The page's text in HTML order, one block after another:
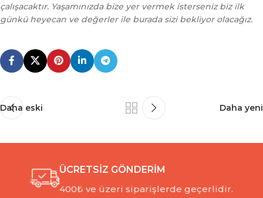
çalışacaktır. Yaşamınızda bize yer vermek isterseniz biz ilk
günkü heyecan ve değerler ile burada sizi bekliyor olacağız.
Daha eski Daha yeni
ÜCRETSİZ GÖNDERİM
400₺ ve üzeri siparişlerde geçerlidir.